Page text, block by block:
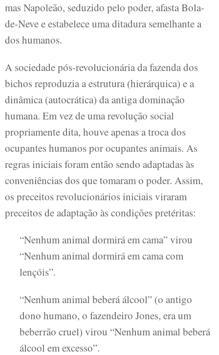
mas Napoleão, seduzido pelo poder, afasta Bola-
de-Neve e estabelece uma ditadura semelhante a
dos humanos.
A sociedade pós-revolucionária da fazenda dos
bichos reproduzia a estrutura (hierárquica) e a
dinâmica (autocrática) da antiga dominação
humana. Em vez de uma revolução social
propriamente dita, houve apenas a troca dos
ocupantes humanos por ocupantes animais. As
regras iniciais foram então sendo adaptadas às
conveniências dos que tomaram o poder. Assim,
os preceitos revolucionários iniciais viraram
preceitos de adaptação às condições pretéritas:
“Nenhum animal dormirá em cama” virou
“Nenhum animal dormirá em cama com
lençóis”.
“Nenhum animal beberá álcool” (o antigo
dono humano, o fazendeiro Jones, era um
beberrão cruel) virou “Nenhum animal beberá
álcool em excesso”.